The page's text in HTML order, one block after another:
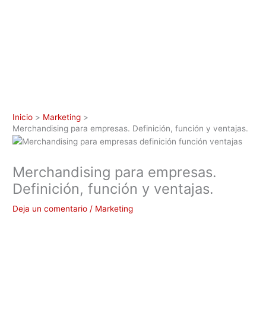
Inicio
Marketing
Merchandising para empresas. Definición, función y ventajas.
Merchandising para empresas.
Definición, función y ventajas.
Deja un comentario / Marketing